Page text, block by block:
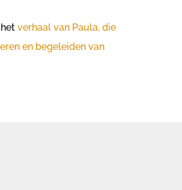
verhaal van Paula, die
en begeleiden van